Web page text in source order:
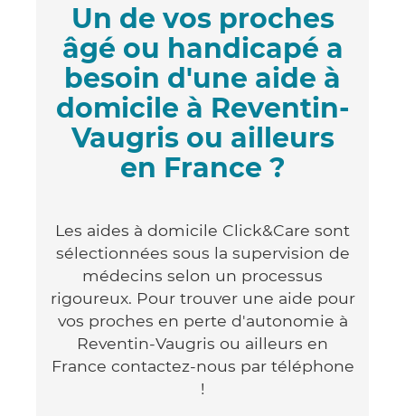
Un de vos proches
âgé ou handicapé a
besoin d'une aide à
domicile à Reventin-
Vaugris ou ailleurs
en France ?
Les aides à domicile Click&Care sont
sélectionnées sous la supervision de
médecins selon un processus
rigoureux. Pour trouver une aide pour
vos proches en perte d'autonomie à
Reventin-Vaugris ou ailleurs en
France contactez-nous par téléphone
!